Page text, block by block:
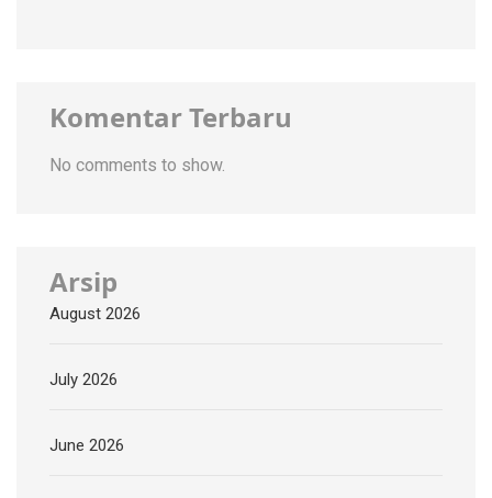
Komentar Terbaru
No comments to show.
Arsip
August 2026
July 2026
June 2026